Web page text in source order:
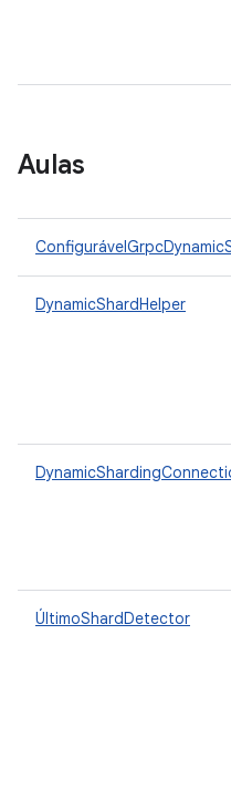
Aulas
DynamicShardHelper
ÚltimoShardDetector